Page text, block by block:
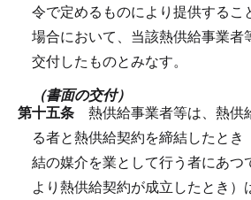
令で定めるものにより提供するこ
場合において、当該熱供給事業者
交付したものとみなす。
（書面の交付）
第十五条 熱供給事業者等は、熱供
る者と熱供給契約を締結したとき
結の媒介を業として行う者にあつ
より熱供給契約が成立したとき）